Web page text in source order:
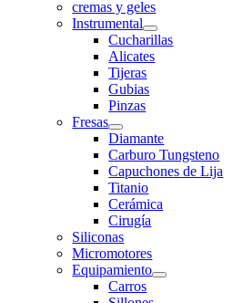
cremas y geles
Instrumental
Cucharillas
Alicates
Tijeras
Gubias
Pinzas
Fresas
Diamante
Carburo Tungsteno
Capuchones de Lija
Titanio
Cerámica
Cirugía
Siliconas
Micromotores
Equipamiento
Carros